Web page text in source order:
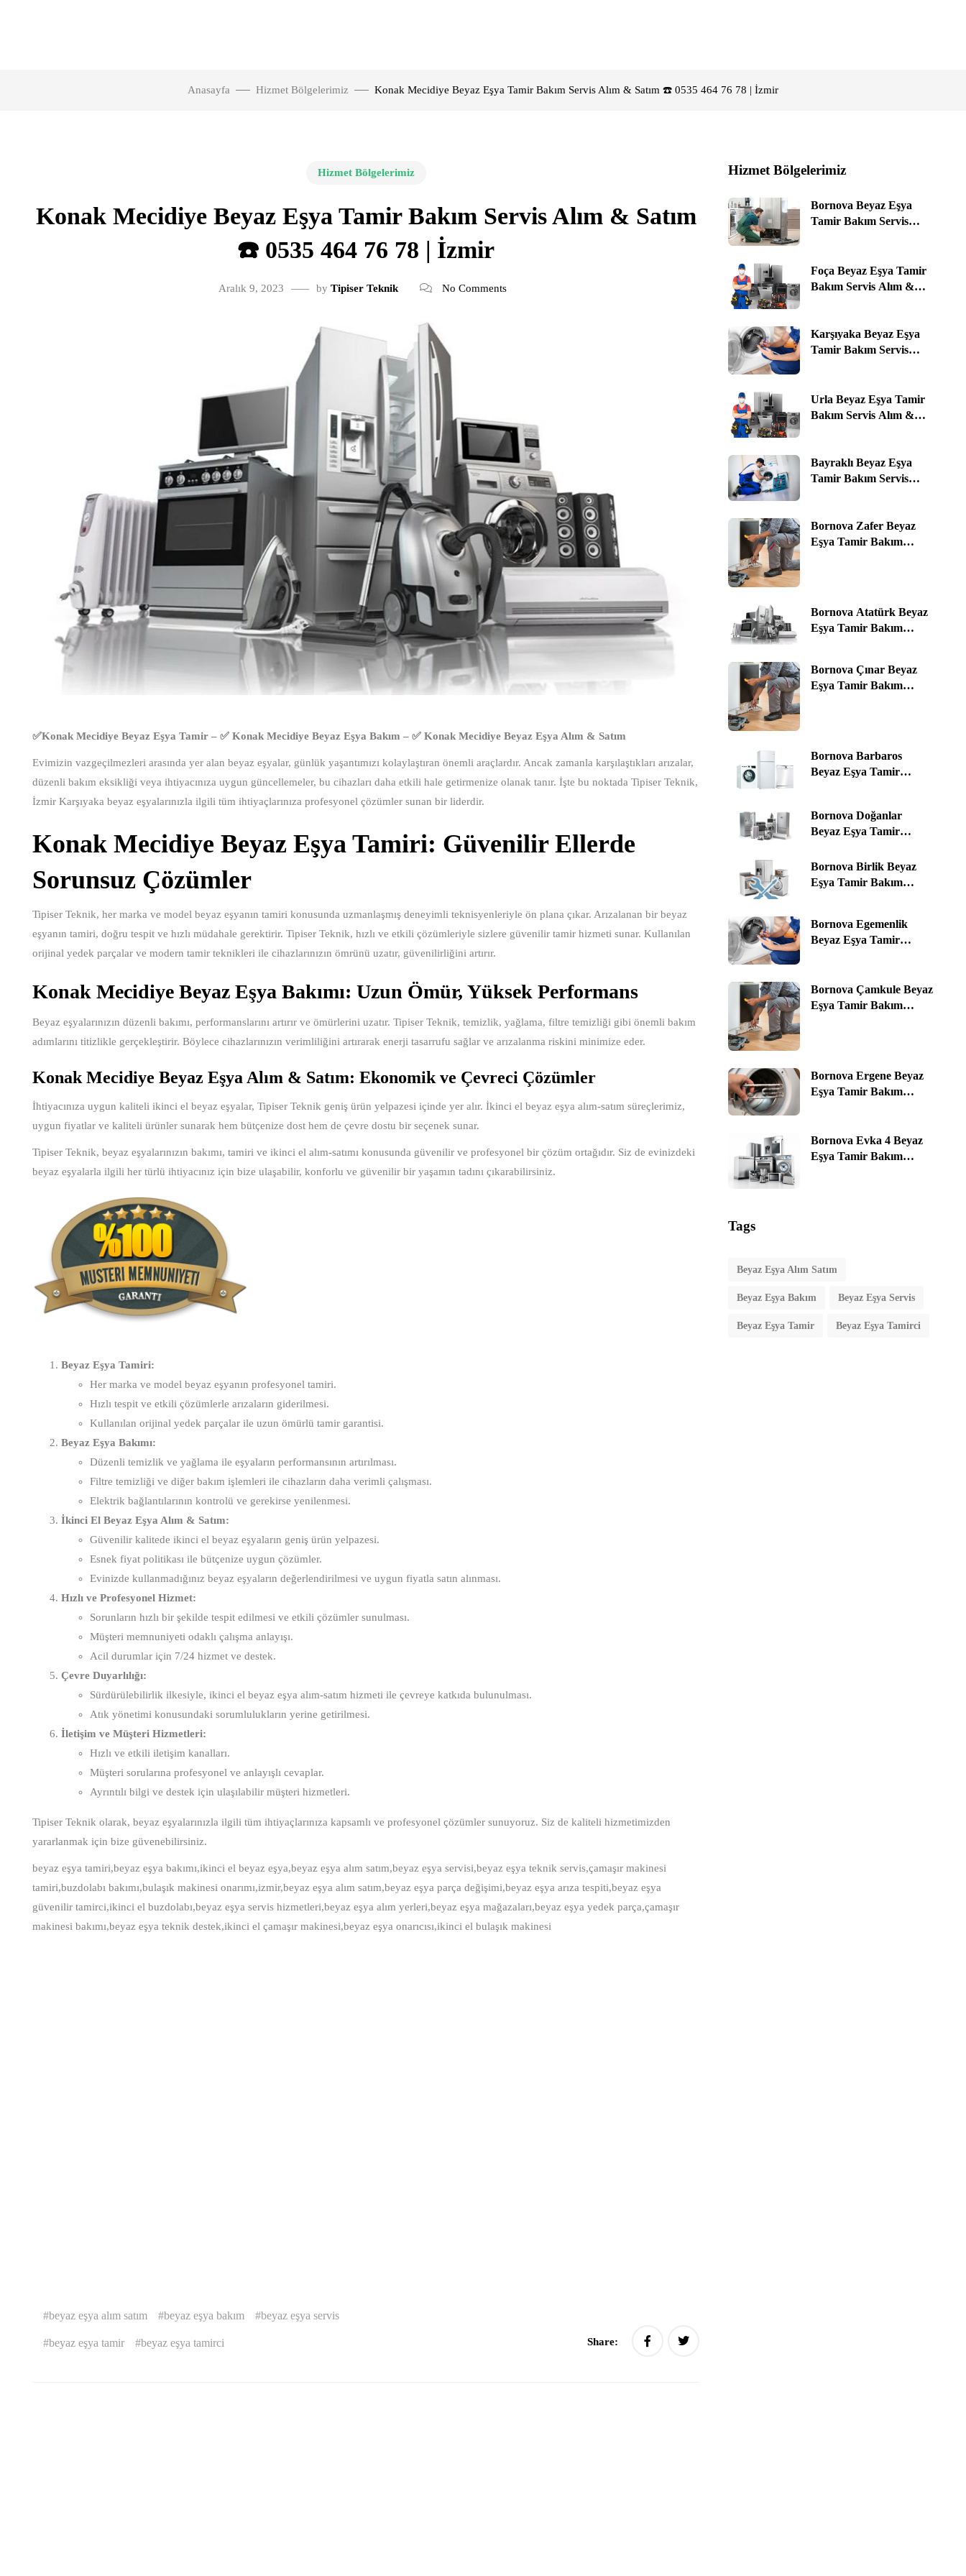
Anasayfa Hizmet Bölgelerimiz Konak Mecidiye Beyaz Eşya Tamir Bakım Servis Alım & Satım ☎️ 0535 464 76 78 | İzmir
Hizmet Bölgelerimiz
Konak Mecidiye Beyaz Eşya Tamir Bakım Servis Alım & Satım
☎️ 0535 464 76 78 | İzmir
Aralık 9, 2023 by Tipiser Teknik No Comments
✅Konak Mecidiye Beyaz Eşya Tamir – ✅ Konak Mecidiye Beyaz Eşya Bakım – ✅ Konak Mecidiye Beyaz Eşya Alım & Satım
Evimizin vazgeçilmezleri arasında yer alan beyaz eşyalar, günlük yaşantımızı kolaylaştıran önemli araçlardır. Ancak zamanla karşılaştıkları arızalar,
düzenli bakım eksikliği veya ihtiyacınıza uygun güncellemeler, bu cihazları daha etkili hale getirmenize olanak tanır. İşte bu noktada Tipiser Teknik,
İzmir Karşıyaka beyaz eşyalarınızla ilgili tüm ihtiyaçlarınıza profesyonel çözümler sunan bir liderdir.
Konak Mecidiye Beyaz Eşya Tamiri: Güvenilir Ellerde
Sorunsuz Çözümler
Tipiser Teknik, her marka ve model beyaz eşyanın tamiri konusunda uzmanlaşmış deneyimli teknisyenleriyle ön plana çıkar. Arızalanan bir beyaz
eşyanın tamiri, doğru tespit ve hızlı müdahale gerektirir. Tipiser Teknik, hızlı ve etkili çözümleriyle sizlere güvenilir tamir hizmeti sunar. Kullanılan
orijinal yedek parçalar ve modern tamir teknikleri ile cihazlarınızın ömrünü uzatır, güvenilirliğini artırır.
Konak Mecidiye Beyaz Eşya Bakımı: Uzun Ömür, Yüksek Performans
Beyaz eşyalarınızın düzenli bakımı, performanslarını artırır ve ömürlerini uzatır. Tipiser Teknik, temizlik, yağlama, filtre temizliği gibi önemli bakım
adımlarını titizlikle gerçekleştirir. Böylece cihazlarınızın verimliliğini artırarak enerji tasarrufu sağlar ve arızalanma riskini minimize eder.
Konak Mecidiye Beyaz Eşya Alım & Satım: Ekonomik ve Çevreci Çözümler
İhtiyacınıza uygun kaliteli ikinci el beyaz eşyalar, Tipiser Teknik geniş ürün yelpazesi içinde yer alır. İkinci el beyaz eşya alım-satım süreçlerimiz,
uygun fiyatlar ve kaliteli ürünler sunarak hem bütçenize dost hem de çevre dostu bir seçenek sunar.
Tipiser Teknik, beyaz eşyalarınızın bakımı, tamiri ve ikinci el alım-satımı konusunda güvenilir ve profesyonel bir çözüm ortağıdır. Siz de evinizdeki
beyaz eşyalarla ilgili her türlü ihtiyacınız için bize ulaşabilir, konforlu ve güvenilir bir yaşamın tadını çıkarabilirsiniz.
Beyaz Eşya Tamiri:
Her marka ve model beyaz eşyanın profesyonel tamiri.
Hızlı tespit ve etkili çözümlerle arızaların giderilmesi.
Kullanılan orijinal yedek parçalar ile uzun ömürlü tamir garantisi.
Beyaz Eşya Bakımı:
Düzenli temizlik ve yağlama ile eşyaların performansının artırılması.
Filtre temizliği ve diğer bakım işlemleri ile cihazların daha verimli çalışması.
Elektrik bağlantılarının kontrolü ve gerekirse yenilenmesi.
İkinci El Beyaz Eşya Alım & Satım:
Güvenilir kalitede ikinci el beyaz eşyaların geniş ürün yelpazesi.
Esnek fiyat politikası ile bütçenize uygun çözümler.
Evinizde kullanmadığınız beyaz eşyaların değerlendirilmesi ve uygun fiyatla satın alınması.
Hızlı ve Profesyonel Hizmet:
Sorunların hızlı bir şekilde tespit edilmesi ve etkili çözümler sunulması.
Müşteri memnuniyeti odaklı çalışma anlayışı.
Acil durumlar için 7/24 hizmet ve destek.
Çevre Duyarlılığı:
Sürdürülebilirlik ilkesiyle, ikinci el beyaz eşya alım-satım hizmeti ile çevreye katkıda bulunulması.
Atık yönetimi konusundaki sorumlulukların yerine getirilmesi.
İletişim ve Müşteri Hizmetleri:
Hızlı ve etkili iletişim kanalları.
Müşteri sorularına profesyonel ve anlayışlı cevaplar.
Ayrıntılı bilgi ve destek için ulaşılabilir müşteri hizmetleri.
Tipiser Teknik olarak, beyaz eşyalarınızla ilgili tüm ihtiyaçlarınıza kapsamlı ve profesyonel çözümler sunuyoruz. Siz de kaliteli hizmetimizden
yararlanmak için bize güvenebilirsiniz.
beyaz eşya tamiri,beyaz eşya bakımı,ikinci el beyaz eşya,beyaz eşya alım satım,beyaz eşya servisi,beyaz eşya teknik servis,çamaşır makinesi
tamiri,buzdolabı bakımı,bulaşık makinesi onarımı,izmir,beyaz eşya alım satım,beyaz eşya parça değişimi,beyaz eşya arıza tespiti,beyaz eşya
güvenilir tamirci,ikinci el buzdolabı,beyaz eşya servis hizmetleri,beyaz eşya alım yerleri,beyaz eşya mağazaları,beyaz eşya yedek parça,çamaşır
makinesi bakımı,beyaz eşya teknik destek,ikinci el çamaşır makinesi,beyaz eşya onarıcısı,ikinci el bulaşık makinesi
beyaz eşya alım satım beyaz eşya bakım beyaz eşya servis
beyaz eşya tamir beyaz eşya tamirci Share:
Hizmet Bölgelerimiz
Bornova Beyaz Eşya
Tamir Bakım Servis
Foça Beyaz Eşya Tamir
Bakım Servis Alım &
Karşıyaka Beyaz Eşya
Tamir Bakım Servis
Urla Beyaz Eşya Tamir
Bakım Servis Alım &
Bayraklı Beyaz Eşya
Tamir Bakım Servis
Bornova Zafer Beyaz
Eşya Tamir Bakım
Bornova Atatürk Beyaz
Eşya Tamir Bakım
Bornova Çınar Beyaz
Eşya Tamir Bakım
Bornova Barbaros
Beyaz Eşya Tamir
İzmir
Bornova Doğanlar
Beyaz Eşya Tamir
Satım ☎️ 0535 464 76 78 |
İzmir
Bornova Birlik Beyaz
Eşya Tamir Bakım
Bornova Egemenlik
Beyaz Eşya Tamir
İzmir
Bornova Çamkule Beyaz
Eşya Tamir Bakım
Bornova Ergene Beyaz
Eşya Tamir Bakım
Bornova Evka 4 Beyaz
Eşya Tamir Bakım
Tags
Beyaz Eşya Alım Satım
Beyaz Eşya Bakım Beyaz Eşya Servis
Beyaz Eşya Tamir Beyaz Eşya Tamirci